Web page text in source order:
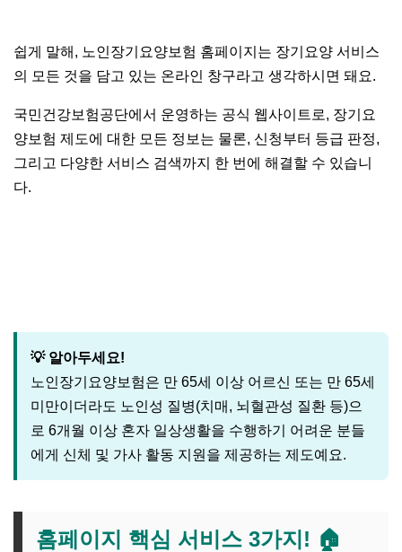
쉽게 말해, 노인장기요양보험 홈페이지는 장기요양 서비스
의 모든 것을 담고 있는 온라인 창구라고 생각하시면 돼요.
국민건강보험공단에서 운영하는 공식 웹사이트로, 장기요
양보험 제도에 대한 모든 정보는 물론, 신청부터 등급 판정,
그리고 다양한 서비스 검색까지 한 번에 해결할 수 있습니
다.
💡 알아두세요!
노인장기요양보험은 만 65세 이상 어르신 또는 만 65세
미만이더라도 노인성 질병(치매, 뇌혈관성 질환 등)으
로 6개월 이상 혼자 일상생활을 수행하기 어려운 분들
에게 신체 및 가사 활동 지원을 제공하는 제도예요.
홈페이지 핵심 서비스 3가지! 🏠